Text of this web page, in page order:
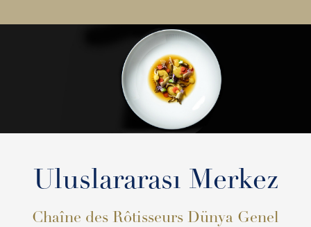
Uluslararası Merkez
Chaîne des Rôtisseurs Dünya Genel